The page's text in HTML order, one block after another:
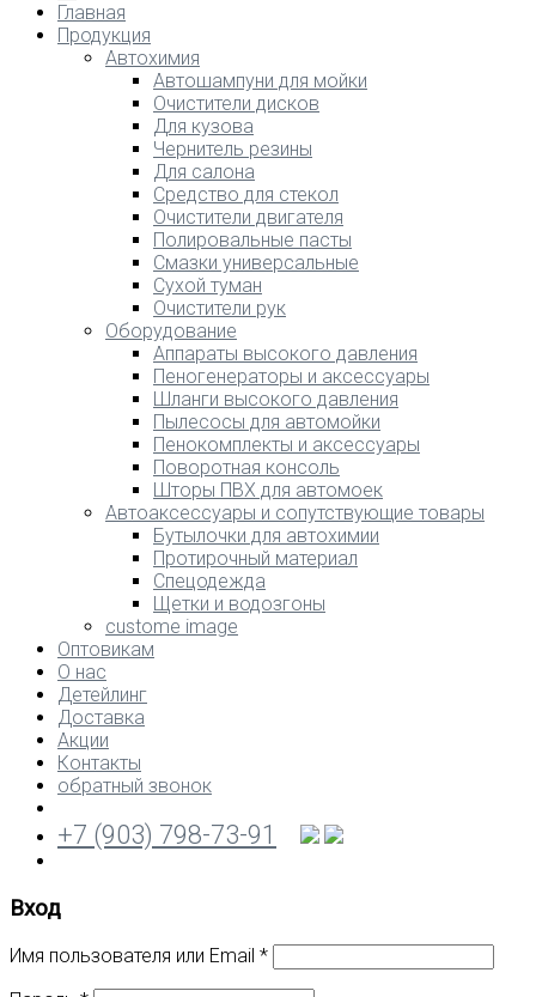
Главная
Продукция
Автохимия
Автошампуни для мойки
Очистители дисков
Для кузова
Чернитель резины
Для салона
Средство для стекол
Очистители двигателя
Полировальные пасты
Смазки универсальные
Сухой туман
Очистители рук
Оборудование
Аппараты высокого давления
Пеногенераторы и аксессуары
Шланги высокого давления
Пылесосы для автомойки
Пенокомплекты и аксессуары
Поворотная консоль
Шторы ПВХ для автомоек
Автоаксессуары и сопутствующие товары
Бутылочки для автохимии
Протирочный материал
Спецодежда
Щетки и водозгоны
custome image
Оптовикам
О нас
Детейлинг
Доставка
Акции
Контакты
обратный звонок
+7 (903) 798-73-91
Вход
Имя пользователя или Email *